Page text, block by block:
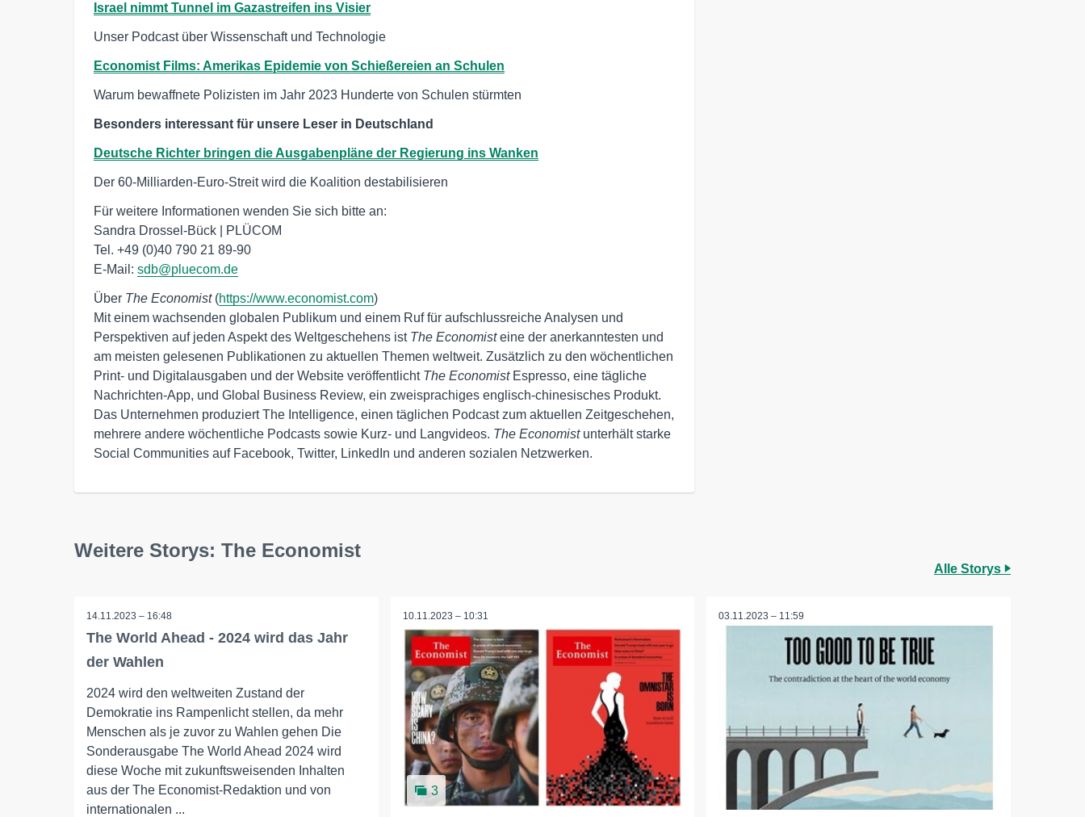
Israel nimmt Tunnel im Gazastreifen ins Visier
Unser Podcast über Wissenschaft und Technologie
Economist Films: Amerikas Epidemie von Schießereien an Schulen
Warum bewaffnete Polizisten im Jahr 2023 Hunderte von Schulen stürmten
Besonders interessant für unsere Leser in Deutschland
Deutsche Richter bringen die Ausgabenpläne der Regierung ins Wanken
Der 60-Milliarden-Euro-Streit wird die Koalition destabilisieren
Für weitere Informationen wenden Sie sich bitte an:
Sandra Drossel-Bück | PLÜCOM
Tel. +49 (0)40 790 21 89-90
E-Mail: sdb@pluecom.de
Über The Economist (https://www.economist.com)
Mit einem wachsenden globalen Publikum und einem Ruf für aufschlussreiche Analysen und
Perspektiven auf jeden Aspekt des Weltgeschehens ist The Economist eine der anerkanntesten und
am meisten gelesenen Publikationen zu aktuellen Themen weltweit. Zusätzlich zu den wöchentlichen
Print- und Digitalausgaben und der Website veröffentlicht The Economist Espresso, eine tägliche
Nachrichten-App, und Global Business Review, ein zweisprachiges englisch-chinesisches Produkt.
Das Unternehmen produziert The Intelligence, einen täglichen Podcast zum aktuellen Zeitgeschehen,
mehrere andere wöchentliche Podcasts sowie Kurz- und Langvideos. The Economist unterhält starke
Social Communities auf Facebook, Twitter, LinkedIn und anderen sozialen Netzwerken.
Weitere Storys: The Economist
Alle Storys
14.11.2023 – 16:48
The World Ahead - 2024 wird das Jahr
der Wahlen
2024 wird den weltweiten Zustand der
Demokratie ins Rampenlicht stellen, da mehr
Menschen als je zuvor zu Wahlen gehen Die
Sonderausgabe The World Ahead 2024 wird
diese Woche mit zukunftsweisenden Inhalten
aus der The Economist-Redaktion und von
internationalen ...
10.11.2023 – 10:31
3
03.11.2023 – 11:59